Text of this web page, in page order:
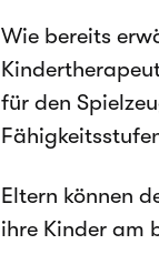
Wie bereits
für den
Eltern können
ihre Kinder am